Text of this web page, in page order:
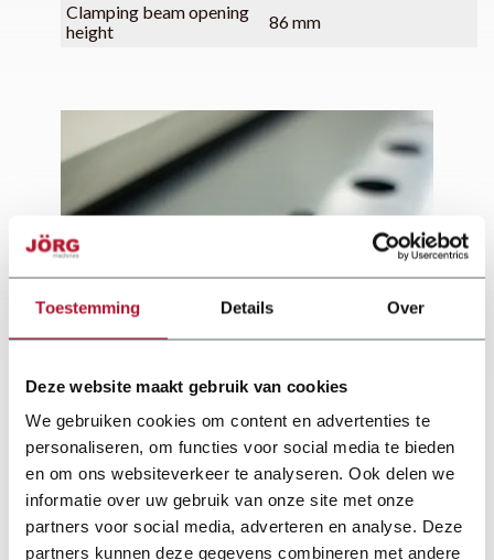
Toestemming Details Over
Deze website maakt gebruik van cookies
We gebruiken cookies om content en advertenties te
personaliseren, om functies voor social media te bieden
en om ons websiteverkeer te analyseren. Ook delen we
informatie over uw gebruik van onze site met onze
partners voor social media, adverteren en analyse. Deze
partners kunnen deze gegevens combineren met andere
Clamping beam opening
height
86 mm